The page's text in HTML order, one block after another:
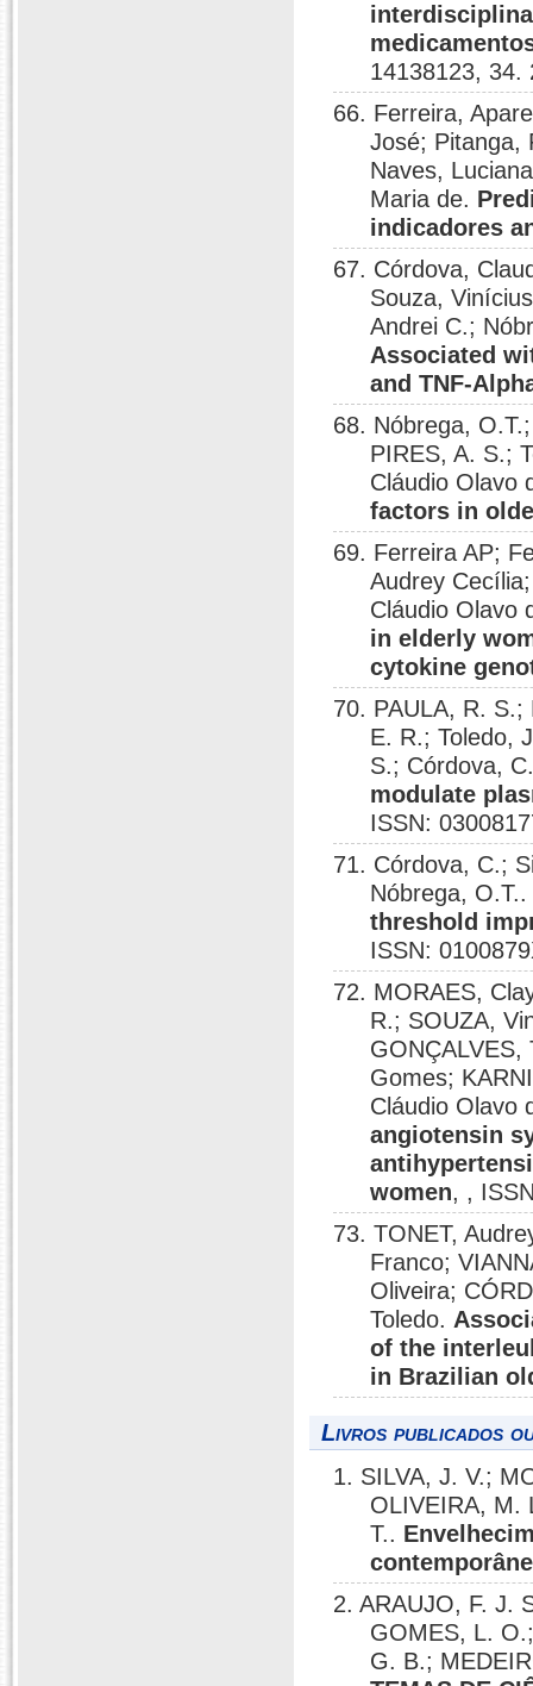
14138123, 34.
66. Ferreira,
José; Pitanga,
Naves,
Maria de.
indicadores
67. Córdova,
Souza,
Andrei C.;
Associated
and TNF-
68. Nóbrega,
PIRES, A. S.;
Cláudio Olavo
factors in
69. Ferreira AP;
Audrey
Cláudio Olavo
in elderly
cytokine
70. PAULA, R.
E. R.; Toledo,
S.; Córdova,
modulate
ISSN:
71. Córdova, C.;
Nóbrega,
threshold
ISSN:
72. MORAES,
R.; SOUZA,
Gomes;
Cláudio Olavo
angiotensin
women, ,
73. TONET,
Franco;
Oliveira;
Toledo.
of the
in Brazilian
Livros publicados
1. SILVA, J. V.;
OLIVEIRA, M.
T..
2. ARAUJO, F. J.
GOMES, L.
G. B.;